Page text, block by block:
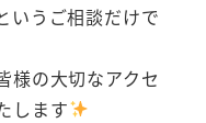
いうご相談だけで
の大切なアクセ
します